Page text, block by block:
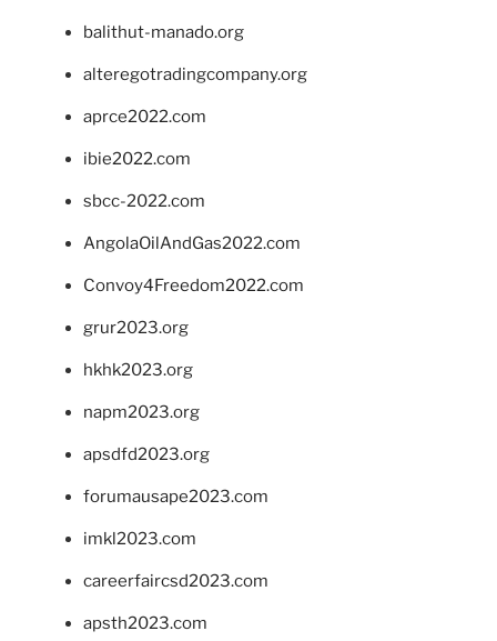
balithut-manado.org
alteregotradingcompany.org
aprce2022.com
ibie2022.com
sbcc-2022.com
AngolaOilAndGas2022.com
Convoy4Freedom2022.com
grur2023.org
hkhk2023.org
napm2023.org
apsdfd2023.org
forumausape2023.com
imkl2023.com
careerfaircsd2023.com
apsth2023.com